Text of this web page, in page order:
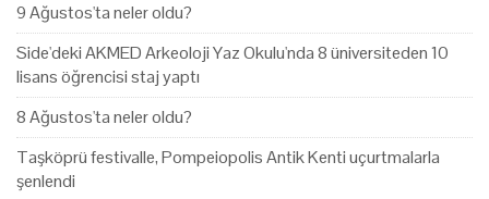
9 Ağustos'ta neler oldu?
Side'deki AKMED Arkeoloji Yaz Okulu'nda 8 üniversiteden 10
lisans öğrencisi staj yaptı
8 Ağustos'ta neler oldu?
Taşköprü festivalle, Pompeiopolis Antik Kenti uçurtmalarla
şenlendi